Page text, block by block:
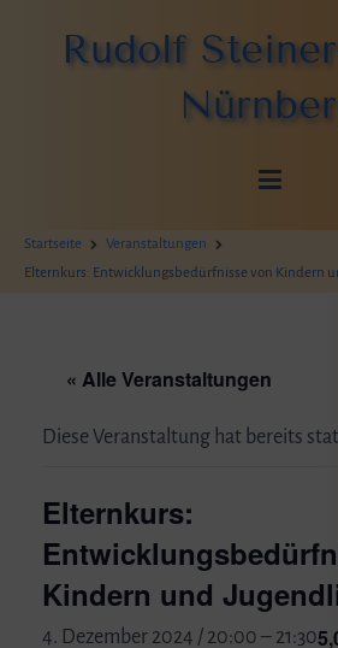
springenRudolf
Startseite
Veranstaltungen
Elternkurs: Entwicklungsbedürfnisse von Kindern
« Alle Veranstaltungen
Diese Veranstaltung hat bereits
Elternkurs:
Kindern und
4. Dezember 2024 / 20:00 – 21:30